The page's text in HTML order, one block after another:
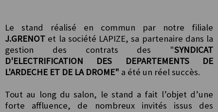
Le stand réalisé en commun par notre filiale
J.GRENOT et la société LAPIZE,sa partenaire dans la
gestion des contrats des "SYNDICAT
D'ELECTRIFICATION DES DEPARTEMENTS DE
L'ARDECHE ET DE LA DROME" a été un réel succès.
Tout au long du salon, le stand a fait l’objet d’une
forte affluence, de nombreux invités issus des